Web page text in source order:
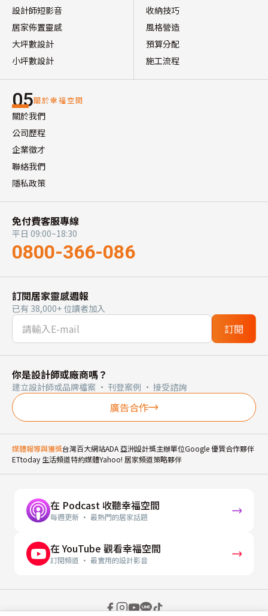
品，也可收納吸塵器等物品。
．創造2大用餐區域：圓弧中島吧台區（2人使用）、隱
藏伸縮桌（4人使用）。
增加料理操作平台。
．客廳沙發區移至窗邊，不只解決隱私問題，也大大增加
採光機能，也提升與大門外的隔音。
2.重整冷氣管線天花板空間：
．玄關與餐廳上方、將客餐廳吊隱式冷氣規劃於此，取消
客廳沙發旁安裝壁掛冷氣，冷氣主機會衍伸出來的壓迫
感，與機器運作時產生的噪音問題。
．大次臥冷氣調整至入門上方，降低床鋪緊挨窗邊擺放，
床上方還有一台幣掛冷氣產生的壓迫感，與機器運作時產
．大次臥衣櫃空間，規劃天花板收納空間，爭取4顆行李
箱放置位置。
3.削弱結構樑帶來的壓迫感：
．主臥與大次臥床頭：都有大型結構樑壓著，利用圓弧與
燈光搭配，隱藏大梁帶來的壓迫。
．客廳沙發邊橫樑：利用圓弧包覆、落地窗搭配柔美的小
蛇簾，巧妙隱藏冷媒管線與室外機牆面出口孔洞過低的問
題。
設計概念文字為【微笑空間設計】提供
設計師短影音
居家佈置靈感
大坪數設計
小坪數設計
收納技巧
風格營造
預算分配
施工流程
05關於幸福空間
關於我們
公司歷程
企業徵才
聯絡我們
隱私政策
免付費客服專線
平日 09:00~18:30
0800-366-086
訂閱居家靈感週報
已有 38,000+ 位讀者加入
訂閱
你是設計師或廠商嗎？
建立設計師或品牌檔案 · 刊登案例 · 接受諮詢
廣告合作
媒體報導與獲獎台灣百大網站ADA 亞洲設計獎主辦單位Google 優質合作夥伴
ETtoday 生活頻道特約媒體Yahoo! 居家頻道策略夥伴
在 Podcast 收聽幸福空間
每週更新 · 最熱門的居家話題
在 YouTube 觀看幸福空間
訂閱頻道 · 最實用的設計影音